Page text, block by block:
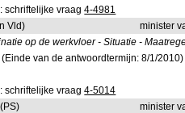
schriftelijke vraag4-4981
Vld)
minister
op de werkvloer - Situatie -
(Einde van de antwoordtermijn: 8/1/2010)
schriftelijke vraag4-5014
(PS)
minister